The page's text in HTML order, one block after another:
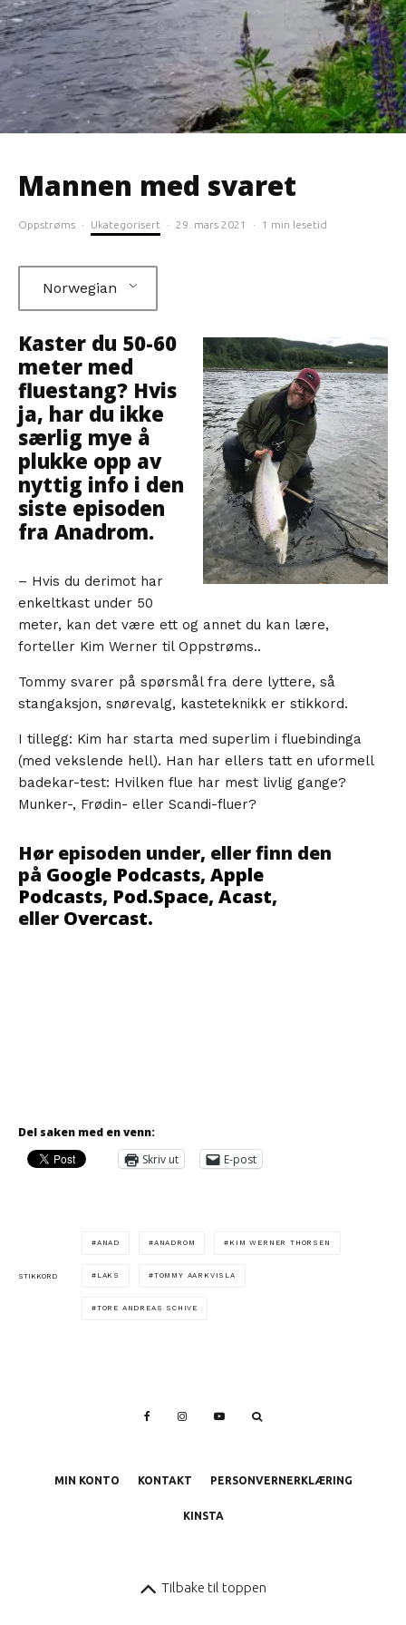
Mannen med svaret
Oppstrøms · Ukategorisert · 29. mars 2021 · 1 min lesetid
Norwegian
Kaster du 50-60
meter med
fluestang? Hvis
ja, har du ikke
særlig mye å
plukke opp av
nyttig info i den
siste episoden
fra Anadrom.
– Hvis du derimot har
enkeltkast under 50
meter, kan det være ett og annet du kan lære,
forteller Kim Werner til Oppstrøms..
Tommy svarer på spørsmål fra dere lyttere, så
stangaksjon, snørevalg, kasteteknikk er stikkord.
I tillegg: Kim har starta med superlim i fluebindinga
(med vekslende hell). Han har ellers tatt en uformell
badekar-test: Hvilken flue har mest livlig gange?
Munker-, Frødin- eller Scandi-fluer?
Hør episoden under, eller finn den
på Google Podcasts, Apple
Podcasts, Pod.Space, Acast,
eller Overcast.
Del saken med en venn:
Skriv ut
E-post
STIKKORD
ANAD ANADROM KIM WERNER THORSEN
LAKS TOMMY AARKVISLA
TORE ANDREAS SCHIVE
MIN KONTO KONTAKT PERSONVERNERKLÆRING
KINSTA
Tilbake til toppen